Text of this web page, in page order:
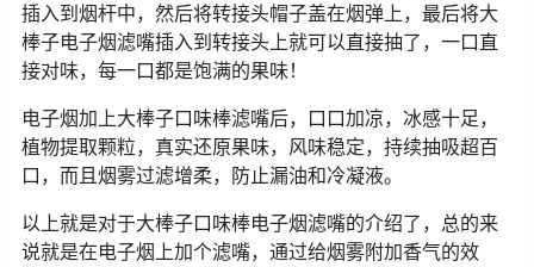
插入到烟杆中，然后将转接头帽子盖在烟弹上，最后将大
棒子电子烟滤嘴插入到转接头上就可以直接抽了，一口直
接对味，每一口都是饱满的果味！
电子烟加上大棒子口味棒滤嘴后，口口加凉，冰感十足，
植物提取颗粒，真实还原果味，风味稳定，持续抽吸超百
口，而且烟雾过滤增柔，防止漏油和冷凝液。
以上就是对于大棒子口味棒电子烟滤嘴的介绍了，总的来
说就是在电子烟上加个滤嘴，通过给烟雾附加香气的效